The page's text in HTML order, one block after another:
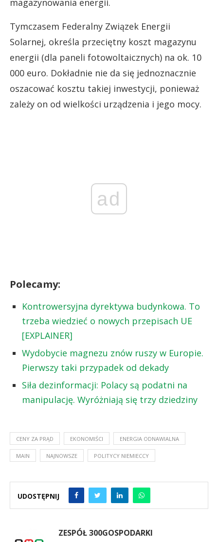
Tymczasem Federalny Związek Energii
Solarnej, określa przeciętny koszt magazynu
energii (dla paneli fotowoltaicznych) na ok. 10
000 euro. Dokładnie nie da się jednoznacznie
oszacować kosztu takiej inwestycji, ponieważ
zależy on od wielkości urządzenia i jego mocy.
ad
Polecamy:
Kontrowersyjna dyrektywa budynkowa. To
trzeba wiedzieć o nowych przepisach UE
[EXPLAINER]
Wydobycie magnezu znów ruszy w Europie.
Pierwszy taki przypadek od dekady
Siła dezinformacji: Polacy są podatni na
manipulację. Wyróżniają się trzy dziedziny
CENY ZA PRĄD EKONOMIŚCI ENERGIA ODNAWIALNA
MAIN NAJNOWSZE POLITYCY NIEMIECCY
UDOSTĘPNIJ
ZESPÓŁ 300GOSPODARKI